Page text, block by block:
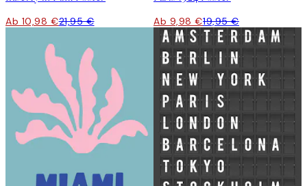
Ab 10,98 €21,95 € Ab 9,98 €19,95 €